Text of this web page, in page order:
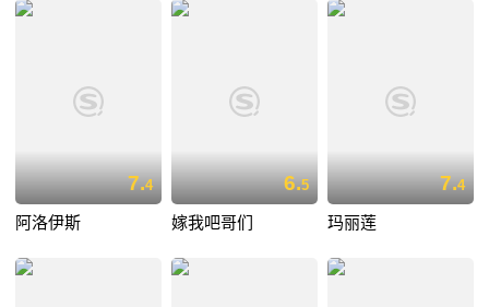
7.4
阿洛伊斯
6.5
嫁我吧哥们
7.4
玛丽莲